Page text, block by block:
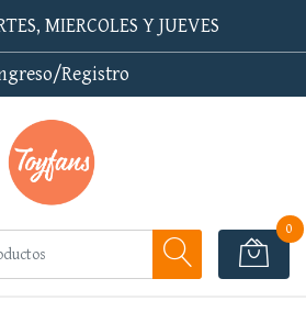
MIERCOLES Y JUEVES
Registro
0